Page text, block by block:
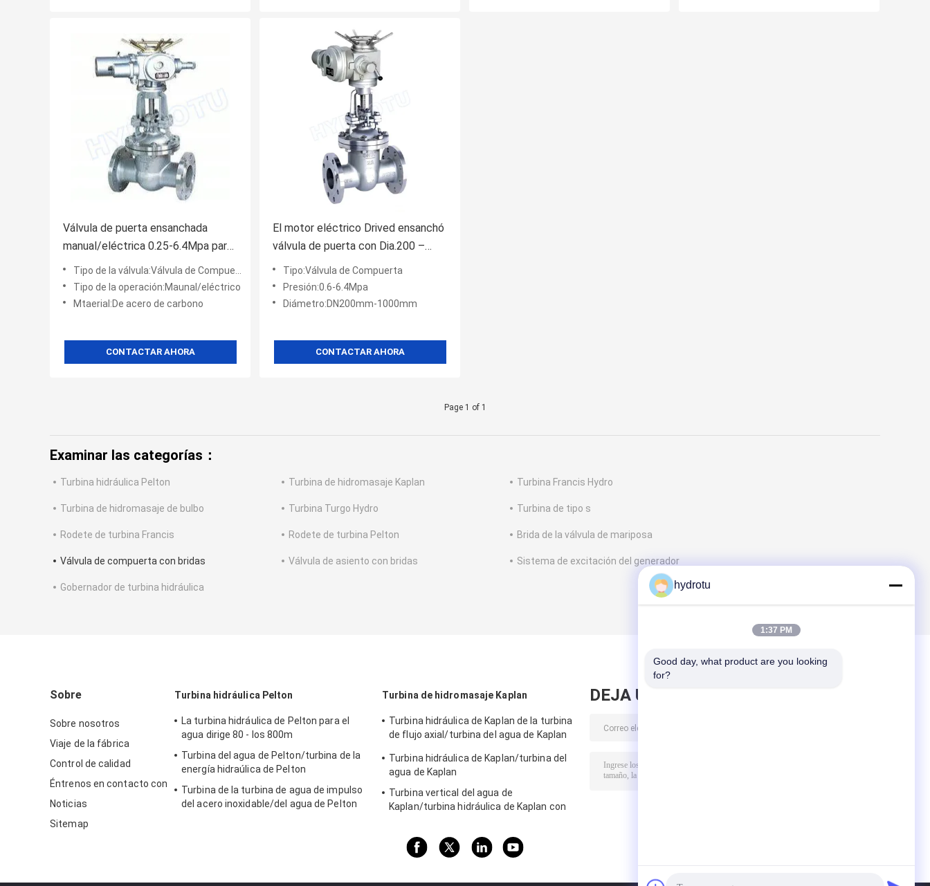
Válvula de puerta ensanchada
manual/eléctrica 0.25-6.4Mpa para
el equipo de la hidroelectricidad
Tipo de la válvula:Válvula de Compuerta
Tipo de la operación:Maunal/eléctrico
Mtaerial:De acero de carbono
CONTACTAR AHORA
El motor eléctrico Drived ensanchó
válvula de puerta con Dia.200 –
1600 milímetros para la estación de
la hidroelectricidad
Tipo:Válvula de Compuerta
Presión:0.6-6.4Mpa
Diámetro:DN200mm-1000mm
CONTACTAR AHORA
Page 1 of 1
Examinar las categorías：
Turbina hidráulica Pelton Turbina de hidromasaje Kaplan Turbina Francis Hydro
Turbina de hidromasaje de bulbo Turbina Turgo Hydro Turbina de tipo s
Rodete de turbina Francis Rodete de turbina Pelton Brida de la válvula de mariposa
Válvula de compuerta con bridas Válvula de asiento con bridas Sistema de excitación del generador
Gobernador de turbina hidráulica
Sobre
Sobre nosotros
Viaje de la fábrica
Control de calidad
Éntrenos en contacto con
Noticias
Sitemap
Turbina hidráulica Pelton
La turbina hidráulica de Pelton para el
agua dirige 80 - los 800m
Turbina del agua de Pelton/turbina de la
energía hidraúlica de Pelton
Turbina de la turbina de agua de impulso
del acero inoxidable/del agua de Pelton
Turbina de hidromasaje Kaplan
Turbina hidráulica de Kaplan de la turbina
de flujo axial/turbina del agua de Kaplan
hidroelectricidad de los 2m - de los 70m
Turbina hidráulica de Kaplan/turbina del
agua de Kaplan
Turbina vertical del agua de
Kaplan/turbina hidráulica de Kaplan con
DEJA UN MENSAJE
hydrotu
1:37 PM
Good day, what product are you looking
for?